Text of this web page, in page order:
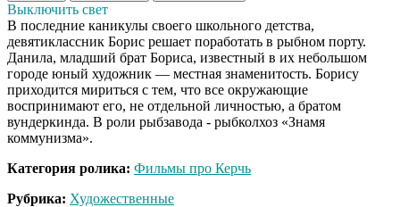
Выключить свет
В последние каникулы своего школьного детства,
девятиклассник Борис решает поработать в рыбном порту.
Данила, младший брат Бориса, известный в их небольшом
городе юный художник — местная знаменитость. Борису
приходится мириться с тем, что все окружающие
воспринимают его, не отдельной личностью, а братом
вундеркинда. В роли рыбзавода - рыбколхоз «Знамя
коммунизма».
Категория ролика: Фильмы про Керчь
Рубрика: Художественные